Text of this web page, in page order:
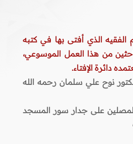
الذي أفتى بها في كتبه
من هذا العمل الموسوعي،
دائرة الإفتاء.
نوح علي سلمان رحمه الله
على جدار سور المسجد